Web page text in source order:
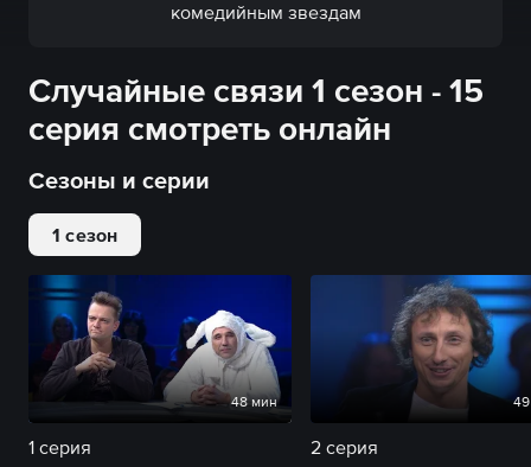
комедийным звездам
Случайные связи 1 сезон - 15
серия смотреть онлайн
Сезоны и серии
1 сезон
48 мин
1 серия 2 серия